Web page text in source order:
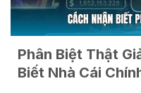
Phân Biệt Thật
Biết Nhà Cái